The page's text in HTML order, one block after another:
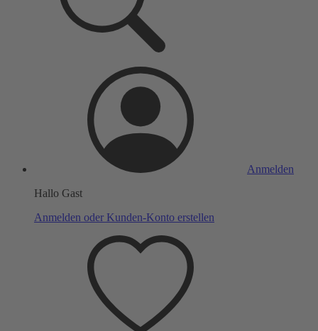
Anmelden
Hallo Gast
Anmelden oder Kunden-Konto erstellen